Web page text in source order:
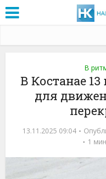
В
В Костанае
для
13.11.2025 09:04
1